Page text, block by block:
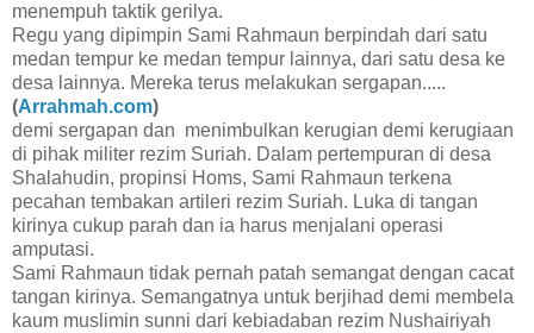
menempuh taktik gerilya.
Regu yang dipimpin Sami Rahmaun berpindah dari satu
medan tempur ke medan tempur lainnya, dari satu desa ke
desa lainnya. Mereka terus melakukan sergapan.....
(Arrahmah.com)
demi sergapan dan menimbulkan kerugian demi kerugiaan
di pihak militer rezim Suriah. Dalam pertempuran di desa
Shalahudin, propinsi Homs, Sami Rahmaun terkena
pecahan tembakan artileri rezim Suriah. Luka di tangan
kirinya cukup parah dan ia harus menjalani operasi
amputasi.
Sami Rahmaun tidak pernah patah semangat dengan cacat
tangan kirinya. Semangatnya untuk berjihad demi membela
kaum muslimin sunni dari kebiadaban rezim Nushairiyah